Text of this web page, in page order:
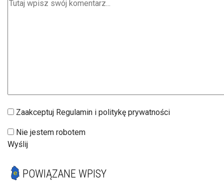
Zaakceptuj Regulamin i politykę prywatności
Nie jestem robotem
Wyślij
POWIĄZANE WPISY